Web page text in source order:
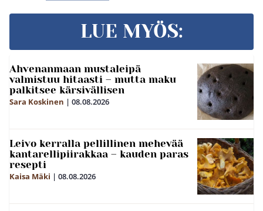
LUE MYÖS:
Ahvenanmaan mustaleipä
valmistuu hitaasti – mutta maku
palkitsee kärsivällisen
Sara Koskinen | 08.08.2026
Leivo kerralla pellillinen mehevää
kantarellipiirakkaa – kauden paras
resepti
Kaisa Mäki | 08.08.2026